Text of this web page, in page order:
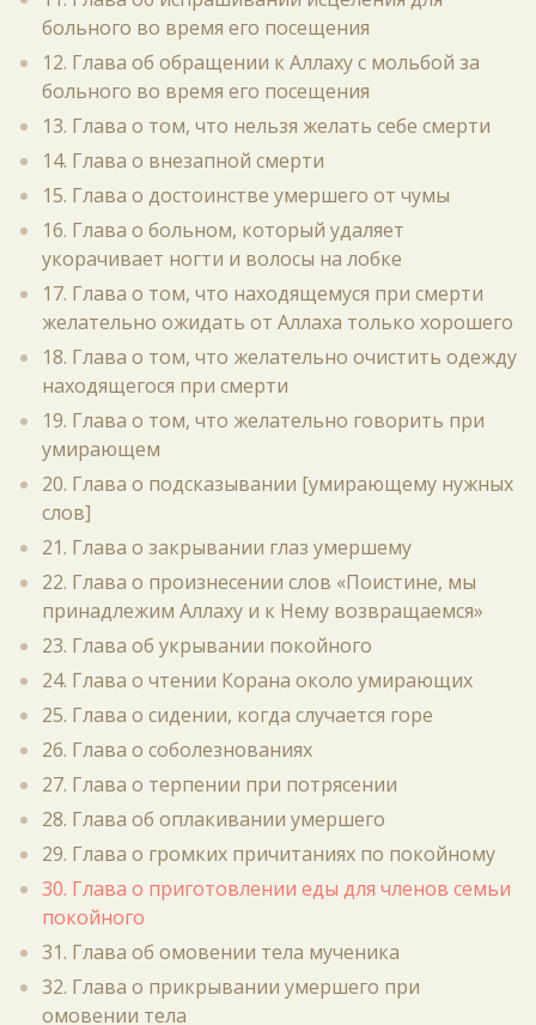
больного во время его посещения
12. Глава об обращении к Аллаху с мольбой за
больного во время его посещения
13. Глава о том, что нельзя желать себе смерти
14. Глава о внезапной смерти
15. Глава о достоинстве умершего от чумы
16. Глава о больном, который удаляет
укорачивает ногти и волосы на лобке
17. Глава о том, что находящемуся при смерти
желательно ожидать от Аллаха только хорошего
18. Глава о том, что желательно очистить одежду
находящегося при смерти
19. Глава о том, что желательно говорить при
умирающем
20. Глава о подсказывании [умирающему нужных
слов]
21. Глава о закрывании глаз умершему
22. Глава о произнесении слов «Поистине, мы
принадлежим Аллаху и к Нему возвращаемся»
23. Глава об укрывании покойного
24. Глава о чтении Корана около умирающих
25. Глава о сидении, когда случается горе
26. Глава о соболезнованиях
27. Глава о терпении при потрясении
28. Глава об оплакивании умершего
29. Глава о громких причитаниях по покойному
30. Глава о приготовлении еды для членов семьи
покойного
31. Глава об омовении тела мученика
32. Глава о прикрывании умершего при
омовении тела